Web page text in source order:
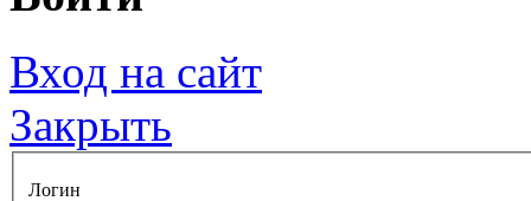
Вход на сайт
Закрыть
Логин